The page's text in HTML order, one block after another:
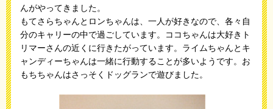
んがやってきました。
もてさらちゃんとロンちゃんは、一人が好きなので、各々自
分のキャリーの中で過ごしています。ココちゃんは大好きト
リマーさんの近くに行きたがっています。ライムちゃんとキ
ャンディーちゃんは一緒に行動することが多いようです。お
もちちゃんはさっそくドッグランで遊びました。